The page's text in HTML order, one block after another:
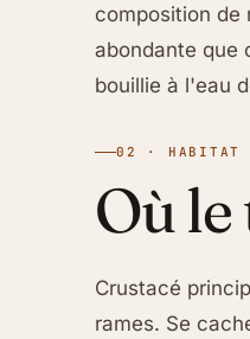
composition de
abondante que
bouillie à l'eau
02 · HABITAT
Où
Crustacé
rames. Se